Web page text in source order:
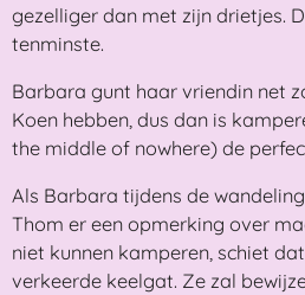
gezelliger dan met zijn drietjes.
tenminste.
Barbara gunt haar vriendin net
Koen hebben, dus dan is
the middle of nowhere) de
Als Barbara tijdens de
Thom er een opmerking over
niet kunnen kamperen, schiet
verkeerde keelgat. Ze zal